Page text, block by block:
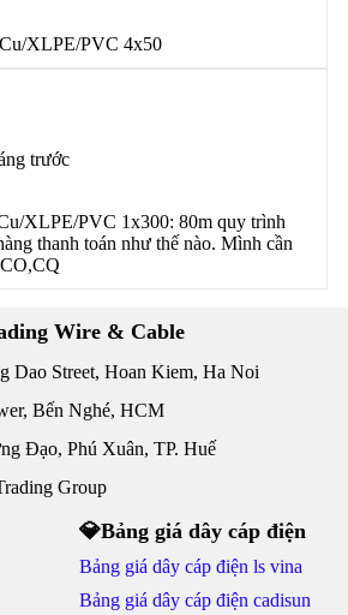
XLPE/PVC 4x50
trước
XLPE/PVC 1x300: 80m quy trình
thanh toán như thế nào. Mình cần
Wire & Cable
Dao Street, Hoan Kiem, Ha Noi
Bến Nghé, HCM
Đạo, Phú Xuân, TP. Huế
Group
💎Bảng giá dây cáp điện
Bảng giá dây cáp điện ls vina
Bảng giá dây cáp điện cadisun